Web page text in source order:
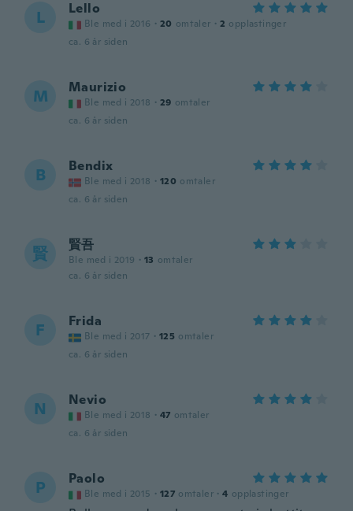
L Lello
Ble med i 2016 · 20 omtaler · 2 opplastinger
ca. 6 år siden
M Maurizio
Ble med i 2018 · 29 omtaler
ca. 6 år siden
B Bendix
Ble med i 2018 · 120 omtaler
ca. 6 år siden
賢 賢吾
Ble med i 2019 · 13 omtaler
ca. 6 år siden
F Frida
Ble med i 2017 · 125 omtaler
ca. 6 år siden
N Nevio
Ble med i 2018 · 47 omtaler
ca. 6 år siden
P Paolo
Ble med i 2015 · 127 omtaler · 4 opplastinger